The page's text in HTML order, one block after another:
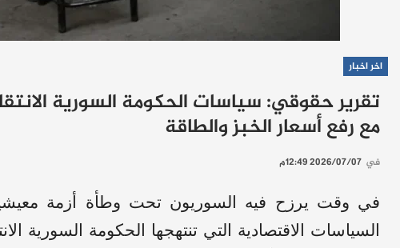
اخر اخبار
تقرير حقوقي: سياسات الحكومة السورية
مع رفع أسعار الخبز والطاقة
في 2026/07/07 12:49م
في وقت يرزح فيه السوريون تحت وطأة أزمة
السياسات الاقتصادية التي تنتهجها الحكومة السورية